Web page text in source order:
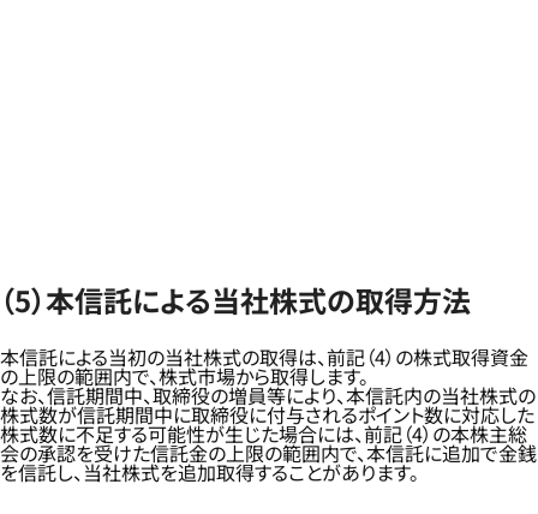
（5）本信託による当社株式の取得方法
本信託による当初の当社株式の取得は、前記（4）の株式取得資金
の上限の範囲内で、株式市場から取得します。
なお、信託期間中、取締役の増員等により、本信託内の当社株式の
株式数が信託期間中に取締役に付与されるポイント数に対応した
株式数に不足する可能性が生じた場合には、前記（4）の本株主総
会の承認を受けた信託金の上限の範囲内で、本信託に追加で金銭
を信託し、当社株式を追加取得することがあります。